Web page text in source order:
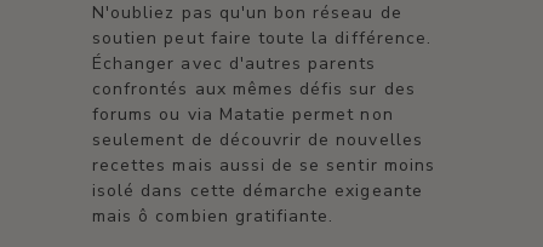
N'oubliez pas qu'un bon réseau de
soutien peut faire toute la différence.
Échanger avec d'autres parents
confrontés aux mêmes défis sur des
forums ou via Matatie permet non
seulement de découvrir de nouvelles
recettes mais aussi de se sentir moins
isolé dans cette démarche exigeante
mais ô combien gratifiante.